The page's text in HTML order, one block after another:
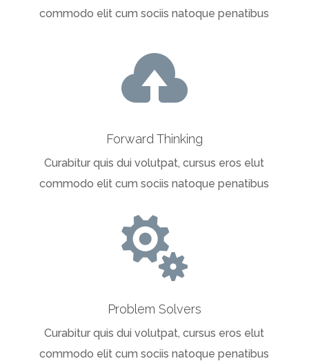
commodo elit cum sociis natoque penatibus

Forward Thinking
Curabitur quis dui volutpat, cursus eros elut
commodo elit cum sociis natoque penatibus

Problem Solvers
Curabitur quis dui volutpat, cursus eros elut
commodo elit cum sociis natoque penatibus